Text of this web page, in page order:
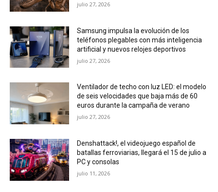
julio 27, 2026
Samsung impulsa la evolución de los
teléfonos plegables con más inteligencia
artificial y nuevos relojes deportivos
julio 27, 2026
Ventilador de techo con luz LED: el modelo
de seis velocidades que baja más de 60
euros durante la campaña de verano
julio 27, 2026
Denshattack!, el videojuego español de
batallas ferroviarias, llegará el 15 de julio a
PC y consolas
julio 11, 2026